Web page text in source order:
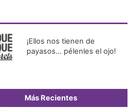
¡Ellos nos tienen de
payasos… pélenles el ojo!
Más Recientes